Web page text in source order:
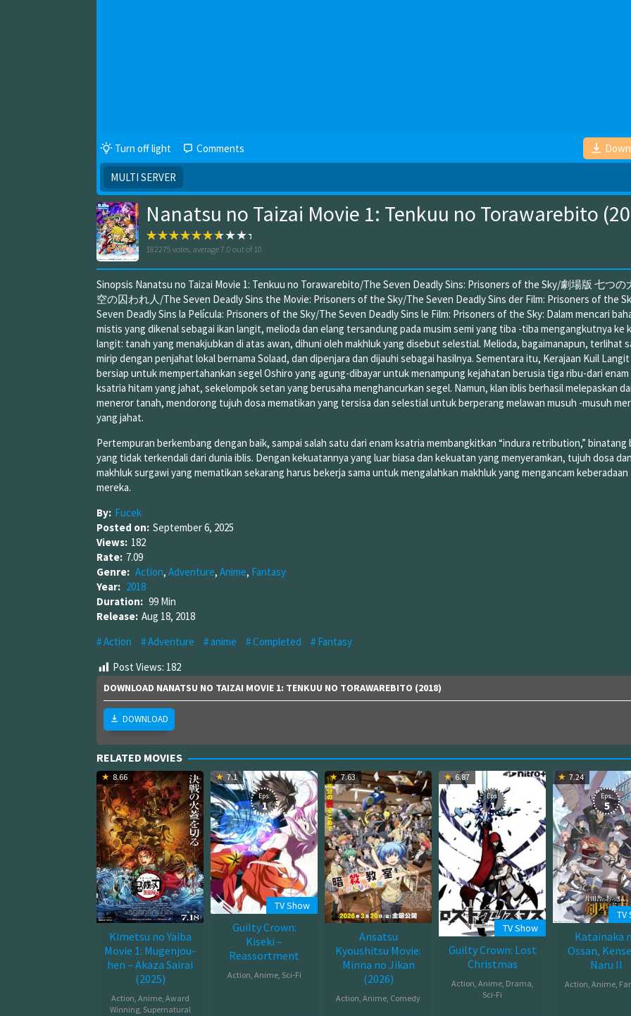
Turn off light Comments
MULTI SERVER
Nanatsu no Taizai Movie 1: Tenkuu no Torawarebito
182275 votes, average7.0 out of 10
Sinopsis Nanatsu no Taizai Movie 1: Tenkuu no Torawarebito/The Seven Deadly Sins: Prisoners of the Sky/劇場版 七つの
空の囚われ人/The Seven Deadly Sins the Movie: Prisoners of the Sky/The Seven Deadly Sins der Film: Prisoners of the
Seven Deadly Sins la Película: Prisoners of the Sky/The Seven Deadly Sins le Film: Prisoners of the Sky: Dalam mencari
mistis yang dikenal sebagai ikan langit, melioda dan elang tersandung pada musim semi yang tiba -tiba mengangkutnya ke
langit: tanah yang menakjubkan di atas awan, dihuni oleh makhluk yang disebut selestial. Melioda, bagaimanapun, terlihat
mirip dengan penjahat lokal bernama Solaad, dan dipenjara dan dijauhi sebagai hasilnya. Sementara itu, Kerajaan Kuil Langit
bersiap untuk mempertahankan segel Oshiro yang agung-dibayar untuk menampung kejahatan berusia tiga ribu-dari enam
ksatria hitam yang jahat, sekelompok setan yang berusaha menghancurkan segel. Namun, klan iblis berhasil melepaskan
meneror tanah, mendorong tujuh dosa mematikan yang tersisa dan selestial untuk berperang melawan musuh -musuh
yang jahat.
Pertempuran berkembang dengan baik, sampai salah satu dari enam ksatria membangkitkan “indura retribution,” binatang
yang tidak terkendali dari dunia iblis. Dengan kekuatannya yang luar biasa dan kekuatan yang menyeramkan, tujuh dosa dan
makhluk surgawi yang mematikan sekarang harus bekerja sama untuk mengalahkan makhluk yang mengancam keberadaan
mereka.
By: Fucek
Posted on: September 6, 2025
Views: 182
Rate: 7.09
Genre: Action, Adventure, Anime, Fantasy
Year: 2018
Duration: 99 Min
Release: Aug 18, 2018
Action
Adventure anime Completed
Fantasy
Post Views: 182
DOWNLOAD NANATSU NO TAIZAI MOVIE 1: TENKUU NO TORAWAREBITO (2018)
DOWNLOAD
RELATED MOVIES
8.66
Kimetsu no Yaiba
Movie 1: Mugenjou-
hen – Akaza Sairai
(2025)
Action, Anime, Award
Winning, Supernatural
7.1
Eps:
1
TV Show
Guilty Crown:
Kiseki –
Reassortment
Action Anime, Sci-Fi
7.63
Ansatsu
Kyoushitsu Movie:
Minna no Jikan
(2026)
Action, Anime, Comedy
6.87
Eps:
1
TV Show
Guilty Crown: Lost
Christmas
Action Anime, Drama
Sci-Fi
7.24
Eps:
5
TV
Katainaka
Ossan,
Naru II
Action, Anime,